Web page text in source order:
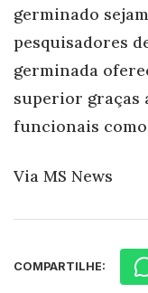
germinado
pesquisadores
germinada
superior graças
funcionais
Via MS News
COMPARTILHE: